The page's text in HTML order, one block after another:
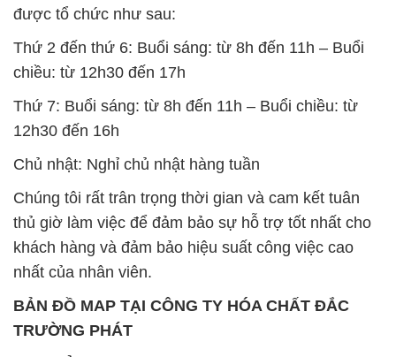
SẢN PHẨM TƯƠNG TỰ